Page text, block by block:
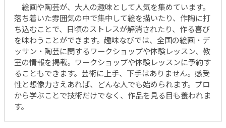
絵画や陶芸が、大人の趣味として人気を集めています。
落ち着いた雰囲気の中で集中して絵を描いたり、作陶に打
ち込むことで、日頃のストレスが解消されたり、作る喜び
を味わうことができます。趣味なびでは、全国の絵画・デ
ッサン・陶芸に関するワークショップや体験レッスン、教
室の情報を掲載。ワークショップや体験レッスンに予約す
ることもできます。芸術に上手、下手はありません。感受
性と想像力さえあれば、どんな人でも始められます。プロ
から学ぶことで技術だけでなく、作品を見る目も養われま
す。